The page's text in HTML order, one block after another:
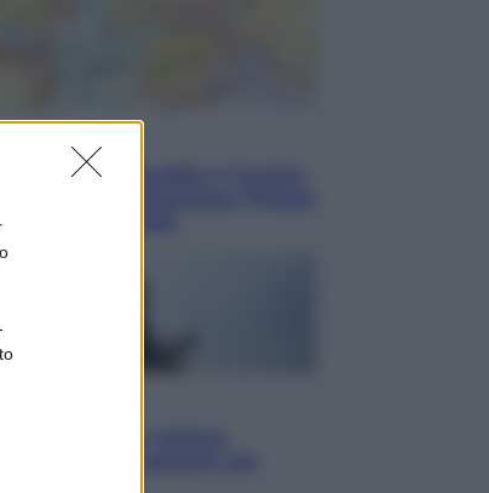
Arabia Saudita e Turchia
Israele
Guccini, l’ultimo